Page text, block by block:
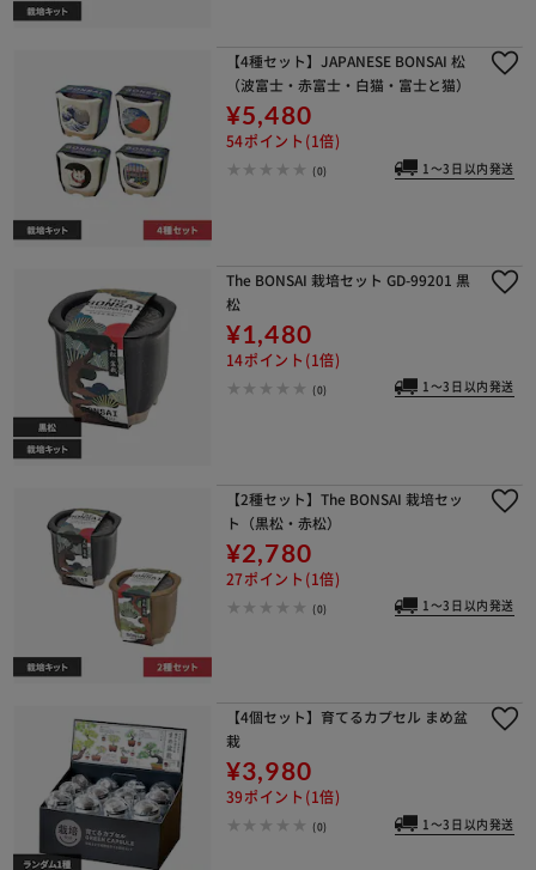
【4種セット】JAPANESE BONSAI 松
（波富士・赤富士・白猫・富士と猫）
¥5,480
54ポイント(1倍)
(0) 1～3日以内発送
The BONSAI 栽培セット GD-99201 黒
松
¥1,480
14ポイント(1倍)
(0) 1～3日以内発送
【2種セット】The BONSAI 栽培セッ
ト（黒松・赤松）
¥2,780
27ポイント(1倍)
(0) 1～3日以内発送
【4個セット】育てるカプセル まめ盆
栽
¥3,980
39ポイント(1倍)
(0) 1～3日以内発送